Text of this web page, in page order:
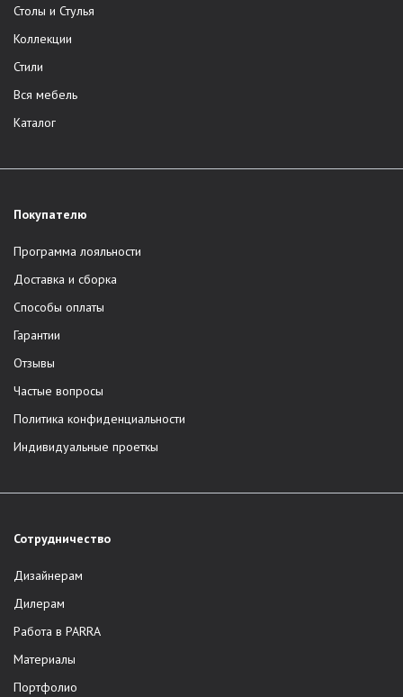
Столы и Стулья
Коллекции
Стили
Вся мебель
Каталог
Покупателю
Программа лояльности
Доставка и сборка
Способы оплаты
Гарантии
Отзывы
Частые вопросы
Политика конфиденциальности
Индивидуальные проеткы
Сотрудничество
Дизайнерам
Дилерам
Работа в PARRA
Материалы
Портфолио